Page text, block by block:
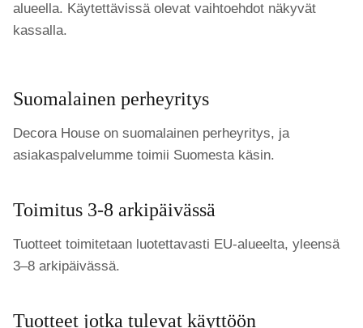
alueella. Käytettävissä olevat vaihtoehdot näkyvät
kassalla.
Suomalainen perheyritys
Decora House on suomalainen perheyritys, ja
asiakaspalvelumme toimii Suomesta käsin.
Toimitus 3-8 arkipäivässä
Tuotteet toimitetaan luotettavasti EU-alueelta, yleensä
3–8 arkipäivässä.
Tuotteet jotka tulevat käyttöön